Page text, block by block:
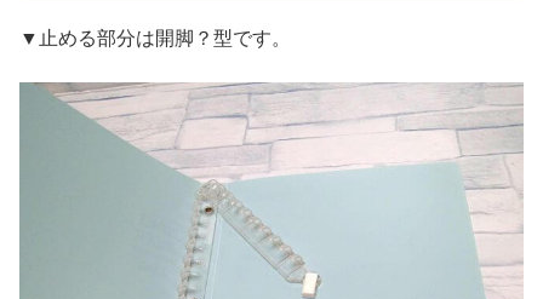
▼止める部分は開脚？型です。